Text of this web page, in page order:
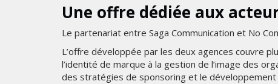
Une offre dédiée aux
Le partenariat entre Saga Communication et No
L’offre développée par les deux agences couvre
l’identité de marque à la gestion de l’image des
des stratégies de sponsoring et le développement